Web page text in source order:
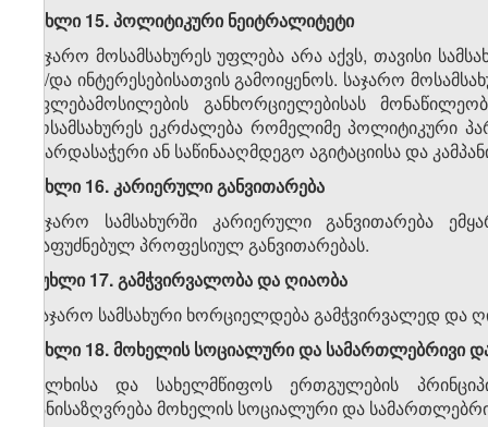
მუხლი 15. პოლიტიკური ნეიტრალიტეტი
საჯარო მოსამსახურეს უფლება არა აქვს, თავისი
ან/და ინტერესებისათვის გამოიყენოს. საჯარო
უფლებამოსილების განხორციელებისას
მოსამსახურეს ეკრძალება რომელიმე პოლიტიკური
მხარდასაჭერი ან საწინააღმდეგო აგიტაციისა და
მუხლი 16. კარიერული განვითარება
საჯარო სამსახურში კარიერული განვითარება
დაფუძნებულ პროფესიულ განვითარებას.
მუხლი 17. გამჭვირვალობა და ღიაობა
საჯარო სამსახური ხორციელდება გამჭვირვალედ
მუხლი 18. მოხელის სოციალური და სამართლებრივი
ხალხისა და სახელმწიფოს ერთგულების
განისაზღვრება მოხელის სოციალური და